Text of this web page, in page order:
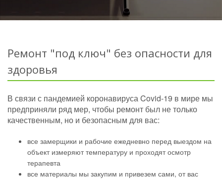
Ремонт "под ключ" без опасности для
здоровья
В связи с пандемией коронавируса Covid-19 в мире мы
предприняли ряд мер, чтобы ремонт был не только
качественным, но и безопасным для вас:
все замерщики и рабочие ежедневно перед выездом на
объект измеряют температуру и проходят осмотр
терапевта
все материалы мы закупим и привезем сами, от вас